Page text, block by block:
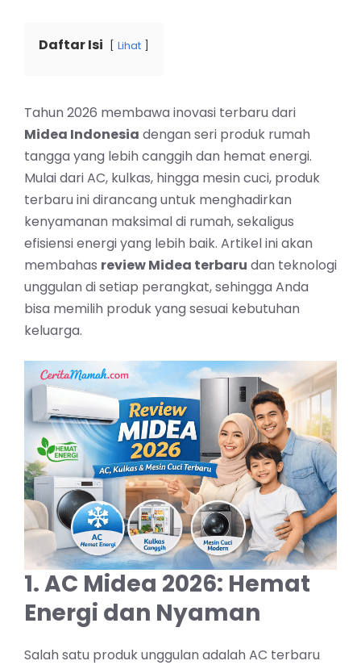
Daftar Isi Lihat
Tahun 2026 membawa inovasi terbaru dari
Midea Indonesia dengan seri produk rumah
tangga yang lebih canggih dan hemat energi.
Mulai dari AC, kulkas, hingga mesin cuci, produk
terbaru ini dirancang untuk menghadirkan
kenyamanan maksimal di rumah, sekaligus
efisiensi energi yang lebih baik. Artikel ini akan
membahas review Midea terbaru dan teknologi
unggulan di setiap perangkat, sehingga Anda
bisa memilih produk yang sesuai kebutuhan
keluarga.
1. AC Midea 2026: Hemat
Energi dan Nyaman
Salah satu produk unggulan adalah AC terbaru